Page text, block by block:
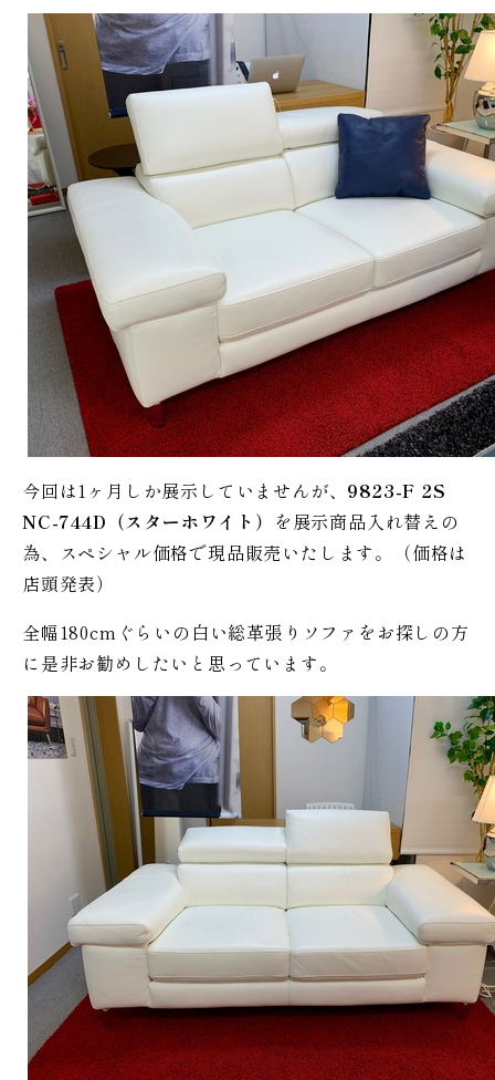
今回は1ヶ月しか展示していませんが、 9823-F 2S
NC-744D（スターホワイト） を展示商品入れ替えの
為、スペシャル価格で現品販売いたします。（価格は
店頭発表）
全幅180cmぐらいの白い総革張りソファをお探しの方
に是非お勧めしたいと思っています。